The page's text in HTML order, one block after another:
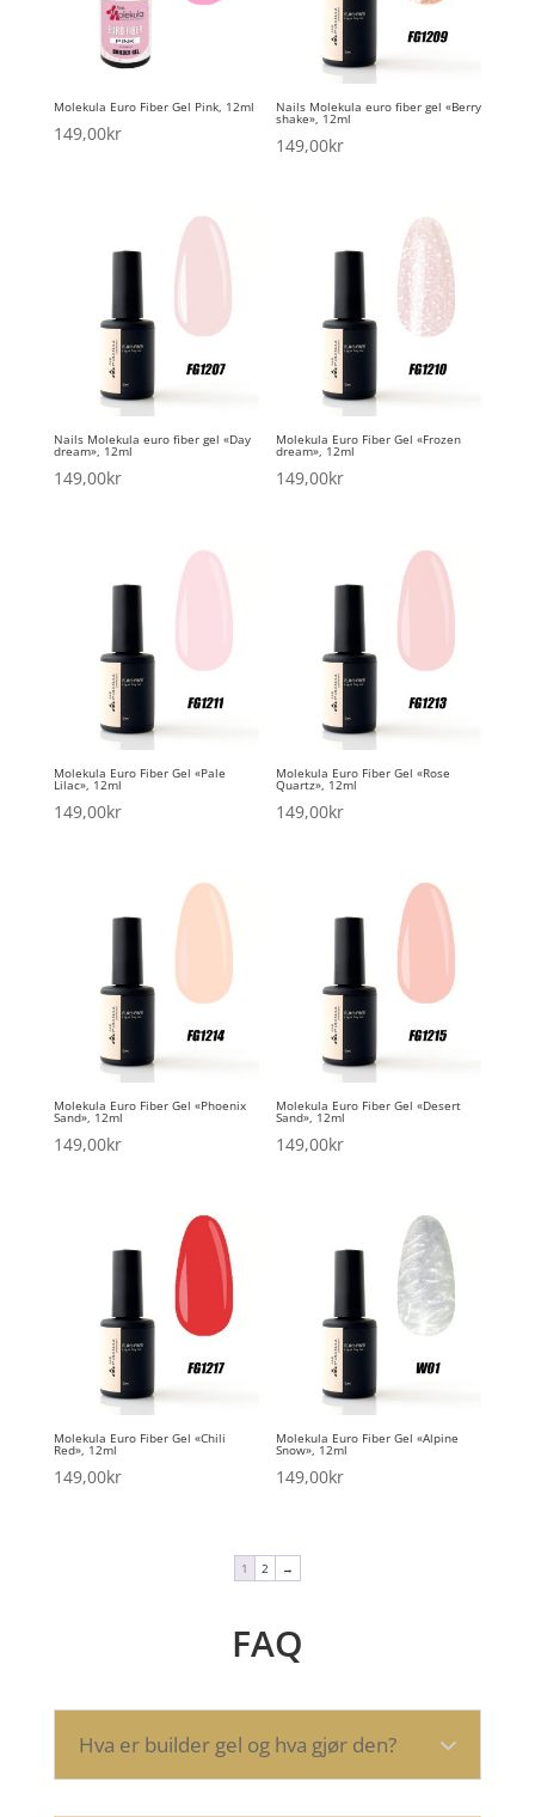
Molekula Euro Fiber Gel Pink, 12ml
149,00kr
Nails Molekula euro fiber gel «Berry
shake», 12ml
149,00kr
Nails Molekula euro fiber gel «Day
dream», 12ml
149,00kr
Molekula Euro Fiber Gel «Frozen
dream», 12ml
149,00kr
Molekula Euro Fiber Gel «Pale
Lilac», 12ml
149,00kr
Molekula Euro Fiber Gel «Rose
Quartz», 12ml
149,00kr
Molekula Euro Fiber Gel «Phoenix
Sand», 12ml
149,00kr
Molekula Euro Fiber Gel «Desert
Sand», 12ml
149,00kr
Molekula Euro Fiber Gel «Chili
Red», 12ml
149,00kr
Molekula Euro Fiber Gel «Alpine
Snow», 12ml
149,00kr
1 2 →
FAQ
Hva er builder gel og hva gjør den?